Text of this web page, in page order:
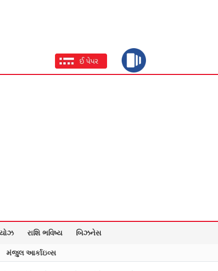
રાશિ ભવિષ્ય બિઝનેસ
મંજુલ આર્કાઇવ્સ